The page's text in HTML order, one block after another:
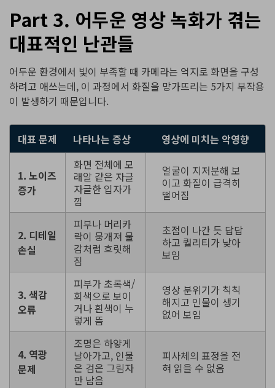
Part 3. 어두운 영상 녹화가 겪는
대표적인 난관들
어두운 환경에서 빛이 부족할 때 카메라는 억지로 화면을 구성
하려고 애쓰는데, 이 과정에서 화질을 망가뜨리는 5가지 부작용
이 발생하기 때문입니다.
대표 문제 나타나는 증상 영상에 미치는 악영향
1. 노이즈
증가
화면 전체에 모
래알 같은 자글
자글한 입자가
낌
얼굴이 지저분해 보
이고 화질이 급격히
떨어짐
2. 디테일
손실
피부나 머리카
락이 뭉개져 물
감처럼 흐릿해
짐
초점이 나간 듯 답답
하고 퀄리티가 낮아
보임
3. 색감
오류
피부가 초록색/
회색으로 보이
거나 흰색이 누
렇게 뜸
영상 분위기가 칙칙
해지고 인물이 생기
없어 보임
4. 역광
문제
조명은 하얗게
날아가고, 인물
은 검은 그림자
만 남음
피사체의 표정을 전
혀 읽을 수 없음